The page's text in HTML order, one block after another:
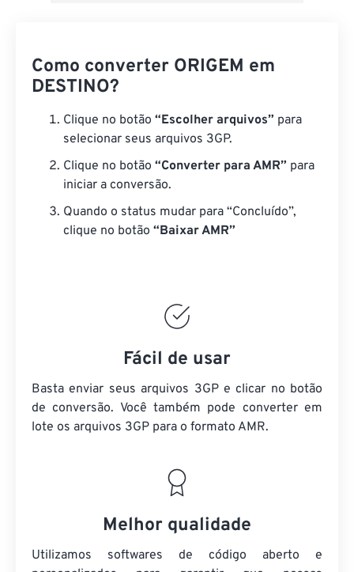
Como converter ORIGEM em
DESTINO?
Clique no botão “Escolher arquivos” para
selecionar seus arquivos 3GP.
Clique no botão “Converter para AMR” para
iniciar a conversão.
Quando o status mudar para “Concluído”,
clique no botão “Baixar AMR”
Fácil de usar
Basta enviar seus arquivos 3GP e clicar no botão
de conversão. Você também pode converter em
lote os arquivos 3GP para o formato AMR.
Melhor qualidade
Utilizamos softwares de código aberto e